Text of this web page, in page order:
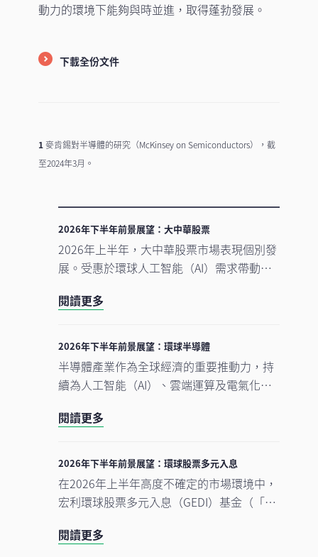
動力的環境下能夠與時並進，取得蓬勃發展。
下載全份文件
1麥肯錫對半導體的研究（McKinsey on Semiconductors），截
至2024年3月。
2026年下半年前景展望：大中華股票
2026年上半年，大中華股票市場表現個別發
展。受惠於環球人工智能（AI）需求帶動科
指數錄得顯著升幅。另一方面，MSCI明晟中
下商業補貼增加，以及AI資本開支上升所拖
累，但我們認為相關因素已反映於市場價格
中。在今次下半年展望中，我們將重點分析
推動中國及香港股票市場於2026年下半年表
現的五大利好因素。此外，投資團隊亦闡釋
閱讀更多
2026年下半年前景展望：環球半導體
半導體產業作為全球經濟的重要推動力，持
續為人工智能（AI）、雲端運算及電氣化等
早前的觀點中提及，半導體是一個由結構性
統。隨著行業於2026年上半年錄得亮麗表
現，我們對後市展望仍然正面，認為在盈利
增長強勁、資本投資持續增加，以及企業AI
使用率仍處於起步階段的支持下，行業升勢
有望延續至2026年下半年，並進一步推進至
閱讀更多
2026年下半年前景展望：環球股票多元入息
在2026年上半年高度不確定的市場環境中，
宏利環球股票多元入息（GEDI）基金（「本
動性。此成果主要來自本基金的四大投資支
閱讀更多